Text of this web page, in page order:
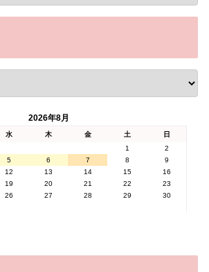
2026年8月
水 木 金 土
日
1
2
5 6 7 8
9
12 13 14 15
16
19 20 21 22
23
26 27 28 29
30